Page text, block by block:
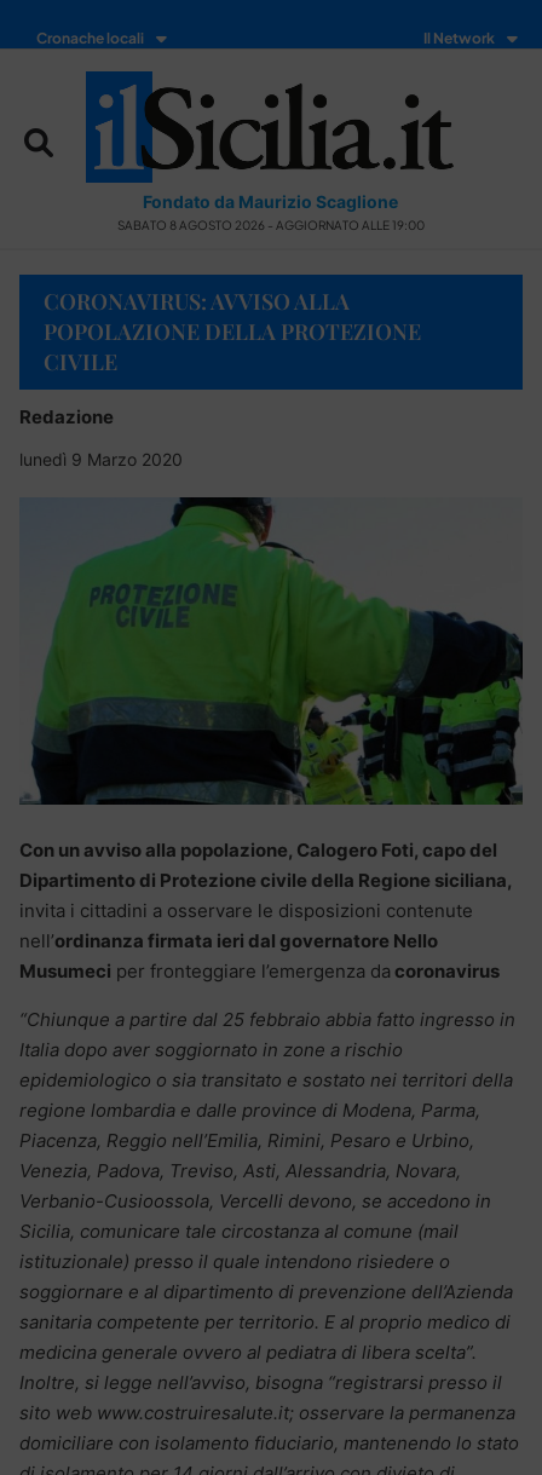
Cronache locali Il Network
Fondato da Maurizio Scaglione
SABATO 8 AGOSTO 2026 - AGGIORNATO ALLE 19:00
CORONAVIRUS: AVVISO ALLA
POPOLAZIONE DELLA PROTEZIONE
CIVILE
Redazione
lunedì 9 Marzo 2020
Con un avviso alla popolazione, Calogero Foti, capo del
Dipartimento di Protezione civile della Regione siciliana,
invita i cittadini a osservare le disposizioni contenute
nell’ordinanza firmata ieri dal governatore Nello
Musumeci per fronteggiare l’emergenza da coronavirus
“Chiunque a partire dal 25 febbraio abbia fatto ingresso in
Italia dopo aver soggiornato in zone a rischio
epidemiologico o sia transitato e sostato nei territori della
regione lombardia e dalle province di Modena, Parma,
Piacenza, Reggio nell’Emilia, Rimini, Pesaro e Urbino,
Venezia, Padova, Treviso, Asti, Alessandria, Novara,
Verbanio-Cusioossola, Vercelli devono, se accedono in
Sicilia, comunicare tale circostanza al comune (mail
istituzionale) presso il quale intendono risiedere o
soggiornare e al dipartimento di prevenzione dell’Azienda
sanitaria competente per territorio. E al proprio medico di
medicina generale ovvero al pediatra di libera scelta”.
Inoltre, si legge nell’avviso, bisogna “registrarsi presso il
sito web www.costruiresalute.it; osservare la permanenza
domiciliare con isolamento fiduciario, mantenendo lo stato